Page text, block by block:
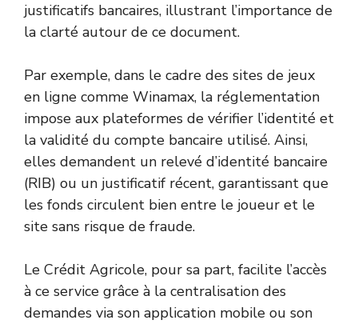
justificatifs bancaires, illustrant l’importance de
la clarté autour de ce document.
Par exemple, dans le cadre des sites de jeux
en ligne comme Winamax, la réglementation
impose aux plateformes de vérifier l’identité et
la validité du compte bancaire utilisé. Ainsi,
elles demandent un relevé d’identité bancaire
(RIB) ou un justificatif récent, garantissant que
les fonds circulent bien entre le joueur et le
site sans risque de fraude.
Le Crédit Agricole, pour sa part, facilite l’accès
à ce service grâce à la centralisation des
demandes via son application mobile ou son